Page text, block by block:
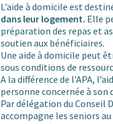
L’aide à domicile est
dans leur logement. Elle
préparation des repas et
soutien aux bénéficiaires.
Une aide à domicile peut
sous conditions de
A la différence de l’APA,
personne concernée à son
Par délégation du Conseil
accompagne les seniors